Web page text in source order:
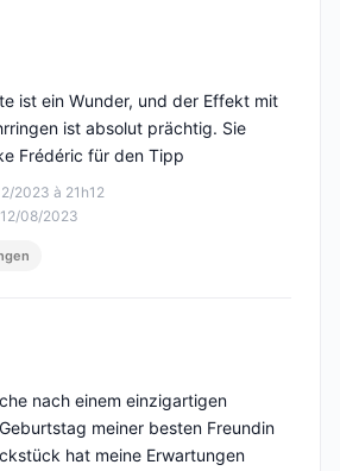
5
2023 à 21h12
08/2023
ist ein Wunder, und der Effekt mit
ist absolut prächtig. Sie
Frédéric für den Tipp
5
nach einem einzigartigen
meiner besten Freundin
hat meine Erwartungen